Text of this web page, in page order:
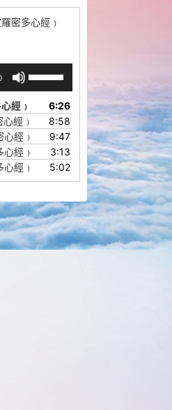
密多心經﹚
/
下
箭
头
键
增
高
或
降
經﹚
6:26
經﹚
8:58
經﹚
9:47
經﹚
3:13
經﹚ 5:02